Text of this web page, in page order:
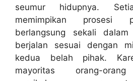
seumur hidupnya.
memimpikan prosesi
berlangsung sekali
berjalan sesuai dengan
kedua belah pihak.
mayoritas orang-orang